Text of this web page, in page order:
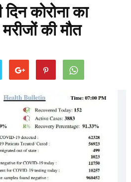
कोरोना का
की मौत